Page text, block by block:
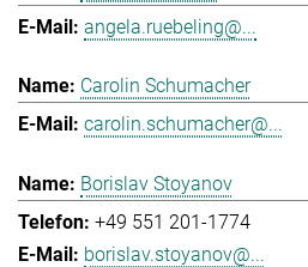
angela.ruebeling@...
Carolin Schumacher
carolin.schumacher@...
Borislav Stoyanov
+49 551 201-1774
borislav.stoyanov@...